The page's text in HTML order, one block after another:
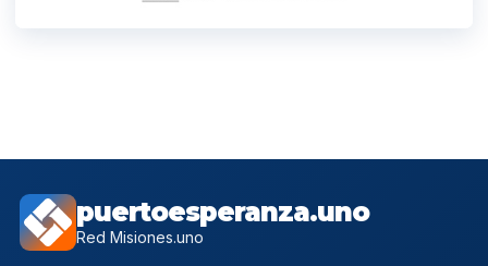
puertoesperanza.uno
Red Misiones.uno